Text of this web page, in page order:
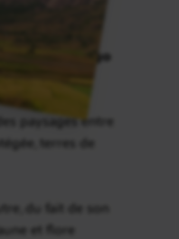
au sud.
Ankarana, le
Diego
à
paysages entre
terres de
du fait de son
et flore